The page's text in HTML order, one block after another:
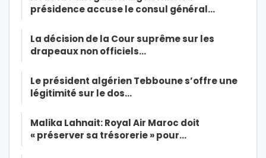
présidence accuse le consul général…
La décision de la Cour suprême sur les
drapeaux non officiels…
Le président algérien Tebboune s’offre une
légitimité sur le dos…
Malika Lahnait: Royal Air Maroc doit
« préserver sa trésorerie » pour…